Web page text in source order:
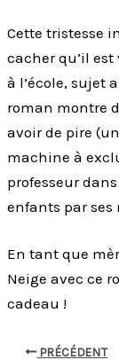
Cette tristesse
cacher qu’il
à l’école, sujet
roman montre
avoir de pire
machine à
professeur
enfants par ses
En tant que
Neige avec ce
cadeau !
PRÉCÉDENT